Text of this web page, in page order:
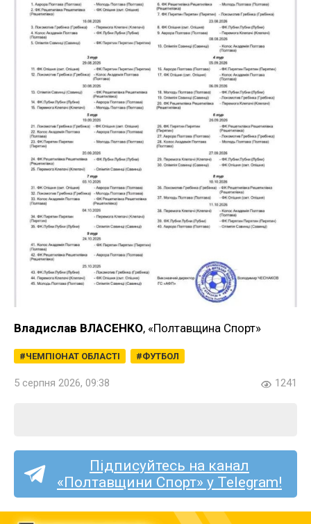
Владислав ВЛАСЕНКО, «Полтавщина Спорт»
ЧЕМПІОНАТ ОБЛАСТІ ФУТБОЛ
5 серпня 2026, 09:38 1241
Підписуйтесь на канал
«Полтавщини Спорт» у Telegram!